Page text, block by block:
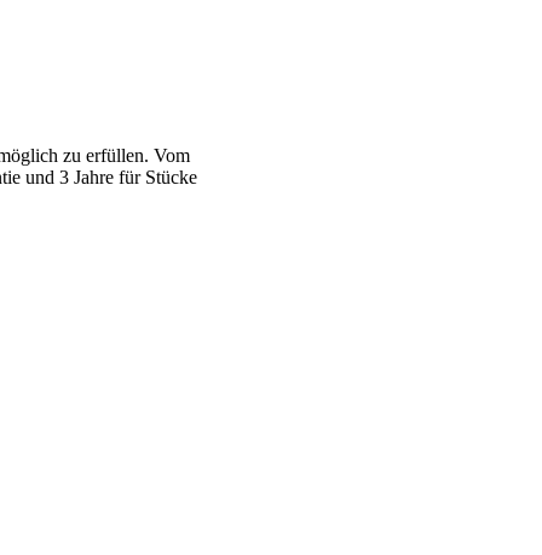
zu erfüllen. Vom
und 3 Jahre für Stücke